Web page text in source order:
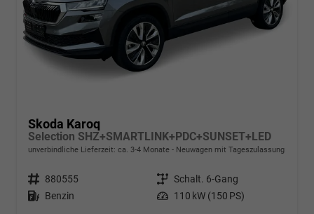
Skoda Karoq
Selection SHZ+SMARTLINK+PDC+SUNSET+LED
unverbindliche Lieferzeit: ca. 3-4 Monate Neuwagen mit Tageszulassung
Fahrzeugnr. 880555 Getriebe Schalt. 6-Gang
Kraftstoff Benzin Leistung 110 kW (150 PS)